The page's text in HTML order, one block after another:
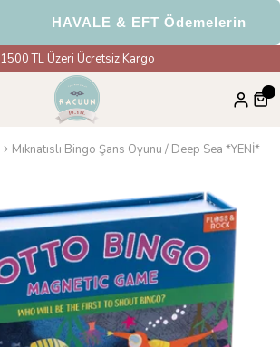
HAVALE & EFT Ödemelerinde
1500 TL Üzeri Ücretsiz Kargo
Mıknatıslı Bingo Şans Oyunu / Deep Sea *YENİ*